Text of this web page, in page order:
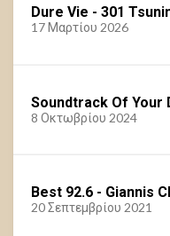
Dure Vie - 301
17 Μαρτίου 2026
Soundtrack Of Your
8 Οκτωβρίου 2024
Best 92.6 - Giannis
20 Σεπτεμβρίου 2021